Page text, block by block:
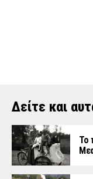
Δείτε και
Το